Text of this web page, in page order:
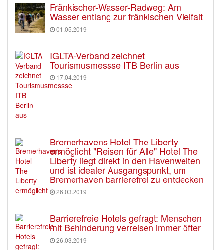
Fränkischer-Wasser-Radweg: Am
Wasser entlang zur fränkischen Vielfalt
01.05.2019
IGLTA-Verband zeichnet
Tourismusmessse ITB Berlin aus
17.04.2019
Bremerhavens Hotel The Liberty
ermöglicht "Reisen für Alle" Hotel The
Liberty liegt direkt in den Havenwelten
und ist idealer Ausgangspunkt, um
Bremerhaven barrierefrei zu entdecken
26.03.2019
Barrierefreie Hotels gefragt: Menschen
mit Behinderung verreisen immer öfter
26.03.2019